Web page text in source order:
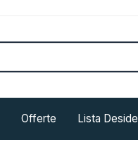
Offerte Lista